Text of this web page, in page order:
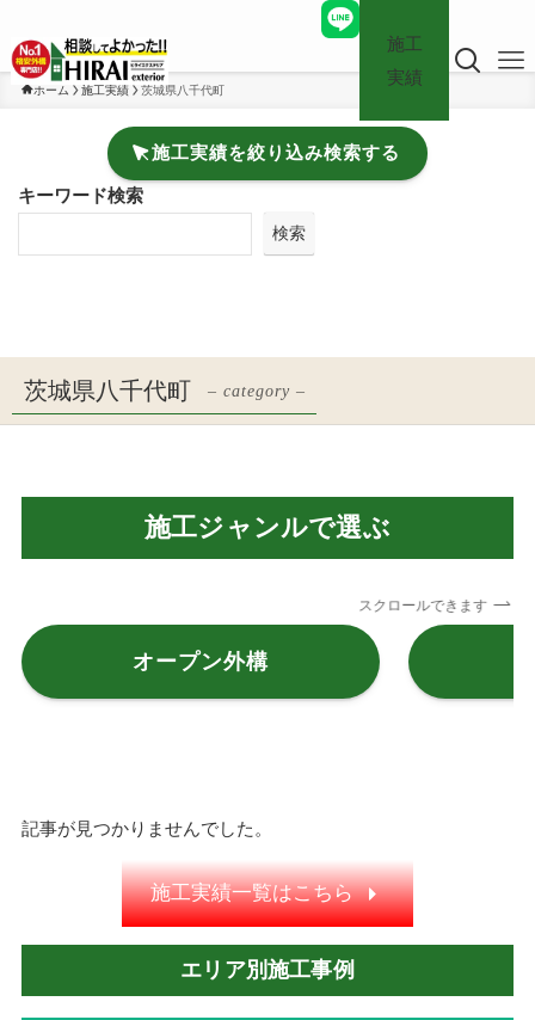
施工
実績
ホーム 施工実績 茨城県八千代町
施工実績を絞り込み検索する
キーワード検索
検索
茨城県八千代町 – category –
施工ジャンルで選ぶ
スクロールできます
オープン外構
記事が見つかりませんでした。
施工実績一覧はこちら
エリア別施工事例